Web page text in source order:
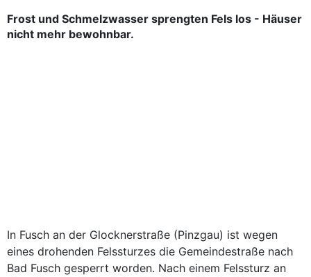
Frost und Schmelzwasser sprengten Fels los - Häuser
nicht mehr bewohnbar.
In Fusch an der Glocknerstraße (Pinzgau) ist wegen
eines drohenden Felssturzes die Gemeindestraße nach
Bad Fusch gesperrt worden. Nach einem Felssturz an